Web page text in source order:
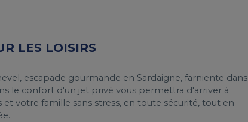
LES LOISIRS
escapade gourmande en Sardaigne, farniente dans
le confort d'un jet privé vous permettra d'arriver à
et votre famille sans stress, en toute sécurité, tout en